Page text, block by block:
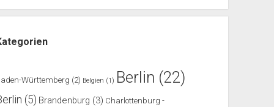
Württemberg (2) Belgien (1) Berlin (22)
(5) Brandenburg (3) Charlottenburg -